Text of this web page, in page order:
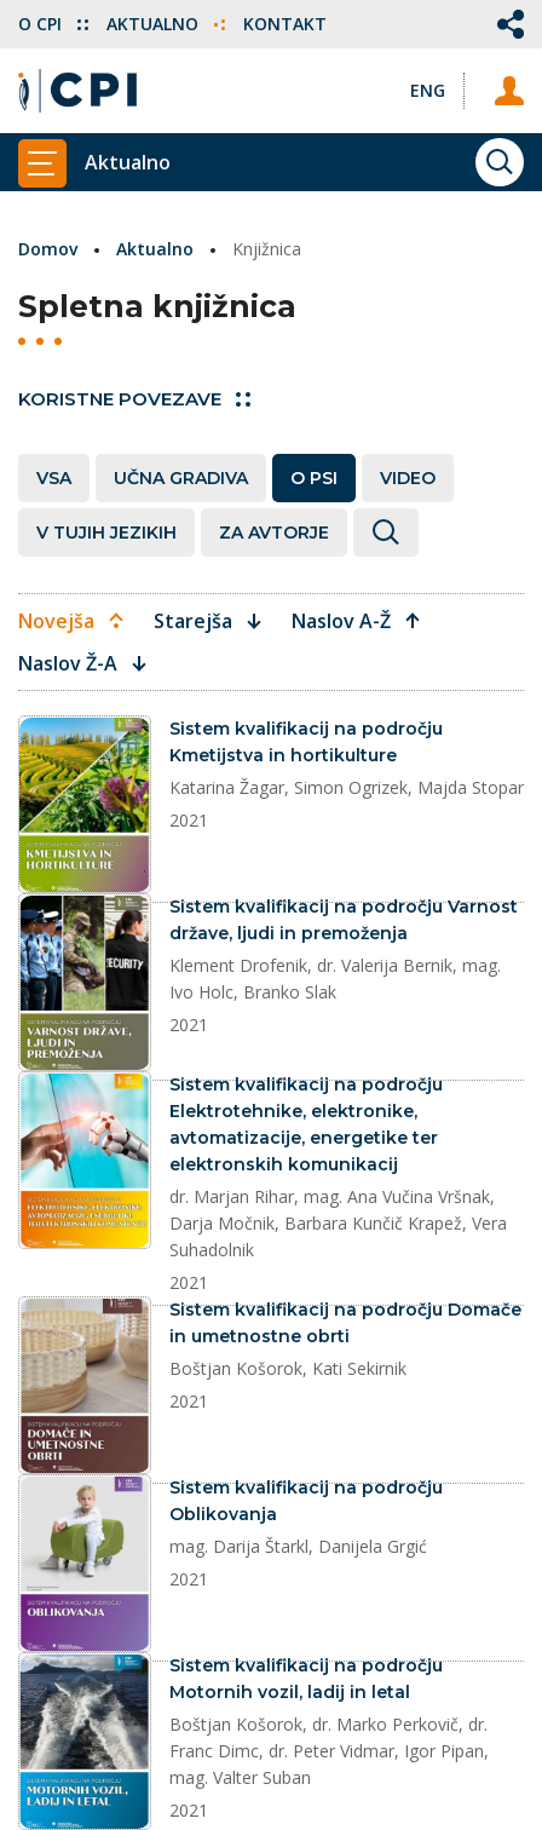
ENG
O CPI AKTUALNO KONTAKT
PRIKAŽI GLAVNI MENI
Aktualno
Domov Aktualno Knjižnica
Spletna knjižnica
KORISTNE POVEZAVE
VSA UČNA GRADIVA O PSI VIDEO
V TUJIH JEZIKIH ZA AVTORJE
Novejša Starejša
Naslov A-Ž
Naslov Ž-A
dokument
Sistem kvalifikacij na področju
Kmetijstva in hortikulture
Katarina Žagar, Simon Ogrizek, Majda Stopar
2021
dokument
Sistem kvalifikacij na področju Varnost
države, ljudi in premoženja
Klement Drofenik, dr. Valerija Bernik, mag.
Ivo Holc, Branko Slak
2021
dokument
Sistem kvalifikacij na področju
Elektrotehnike, elektronike,
avtomatizacije, energetike ter
elektronskih komunikacij
dr. Marjan Rihar, mag. Ana Vučina Vršnak,
Darja Močnik, Barbara Kunčič Krapež, Vera
Suhadolnik
2021
dokument
Sistem kvalifikacij na področju Domače
in umetnostne obrti
Boštjan Košorok, Kati Sekirnik
2021
dokument
Sistem kvalifikacij na področju
Oblikovanja
mag. Darija Štarkl, Danijela Grgić
2021
dokument
Sistem kvalifikacij na področju
Motornih vozil, ladij in letal
Boštjan Košorok, dr. Marko Perkovič, dr.
Franc Dimc, dr. Peter Vidmar, Igor Pipan,
mag. Valter Suban
2021